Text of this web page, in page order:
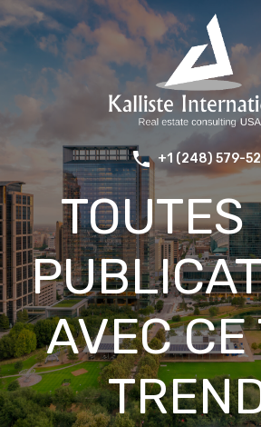
+1 (248) 579-
TOUTES
AVEC CE